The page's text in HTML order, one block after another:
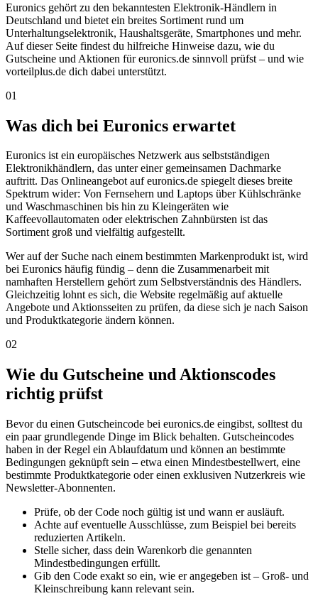
Euronics gehört zu den bekanntesten Elektronik-Händlern in
Deutschland und bietet ein breites Sortiment rund um
Unterhaltungselektronik, Haushaltsgeräte, Smartphones und mehr.
Auf dieser Seite findest du hilfreiche Hinweise dazu, wie du
Gutscheine und Aktionen für euronics.de sinnvoll prüfst – und wie
vorteilplus.de dich dabei unterstützt.
01
Was dich bei Euronics erwartet
Euronics ist ein europäisches Netzwerk aus selbstständigen
Elektronikhändlern, das unter einer gemeinsamen Dachmarke
auftritt. Das Onlineangebot auf euronics.de spiegelt dieses breite
Spektrum wider: Von Fernsehern und Laptops über Kühlschränke
und Waschmaschinen bis hin zu Kleingeräten wie
Kaffeevollautomaten oder elektrischen Zahnbürsten ist das
Sortiment groß und vielfältig aufgestellt.
Wer auf der Suche nach einem bestimmten Markenprodukt ist, wird
bei Euronics häufig fündig – denn die Zusammenarbeit mit
namhaften Herstellern gehört zum Selbstverständnis des Händlers.
Gleichzeitig lohnt es sich, die Website regelmäßig auf aktuelle
Angebote und Aktionsseiten zu prüfen, da diese sich je nach Saison
und Produktkategorie ändern können.
02
Wie du Gutscheine und Aktionscodes
richtig prüfst
Bevor du einen Gutscheincode bei euronics.de eingibst, solltest du
ein paar grundlegende Dinge im Blick behalten. Gutscheincodes
haben in der Regel ein Ablaufdatum und können an bestimmte
Bedingungen geknüpft sein – etwa einen Mindestbestellwert, eine
bestimmte Produktkategorie oder einen exklusiven Nutzerkreis wie
Newsletter-Abonnenten.
Prüfe, ob der Code noch gültig ist und wann er ausläuft.
Achte auf eventuelle Ausschlüsse, zum Beispiel bei bereits
reduzierten Artikeln.
Stelle sicher, dass dein Warenkorb die genannten
Mindestbedingungen erfüllt.
Gib den Code exakt so ein, wie er angegeben ist – Groß- und
Kleinschreibung kann relevant sein.